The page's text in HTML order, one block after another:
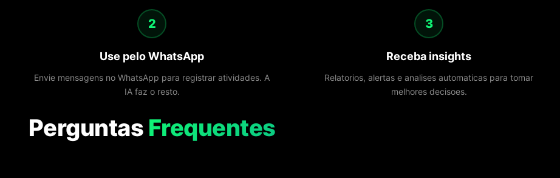
2
Use pelo WhatsApp
Envie mensagens no WhatsApp para registrar atividades. A
IA faz o resto.
3
Receba insights
Relatorios, alertas e analises automaticas para tomar
melhores decisoes.
Perguntas Frequentes